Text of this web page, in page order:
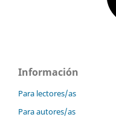
Información
Para lectores/as
Para autores/as